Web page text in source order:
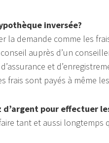
inversée?
la demande comme les
auprès d’un
et
frais sont payés à même
d’argent pour effectuer
tant et aussi longtemps